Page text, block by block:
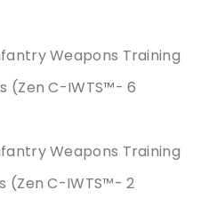
Weapons Training
(Zen C-IWTS™- 6
Weapons Training
(Zen C-IWTS™- 2